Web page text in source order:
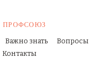
ПРОФСОЮЗ
Важно знать
Вопросы
Контакты